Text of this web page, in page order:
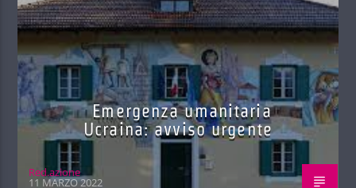
Emergenza umanitaria
Ucraina: avviso urgente
Red.azione
11 MARZO 2022